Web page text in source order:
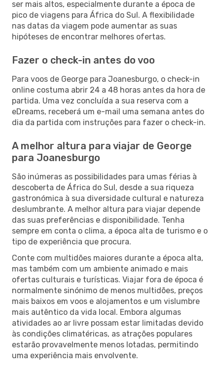
ser mais altos, especialmente durante a época de
pico de viagens para África do Sul. A flexibilidade
nas datas da viagem pode aumentar as suas
hipóteses de encontrar melhores ofertas.
Fazer o check-in antes do voo
Para voos de George para Joanesburgo, o check-in
online costuma abrir 24 a 48 horas antes da hora de
partida. Uma vez concluída a sua reserva com a
eDreams, receberá um e-mail uma semana antes do
dia da partida com instruções para fazer o check-in.
A melhor altura para viajar de George
para Joanesburgo
São inúmeras as possibilidades para umas férias à
descoberta de África do Sul, desde a sua riqueza
gastronómica à sua diversidade cultural e natureza
deslumbrante. A melhor altura para viajar depende
das suas preferências e disponibilidade. Tenha
sempre em conta o clima, a época alta de turismo e o
tipo de experiência que procura.
Conte com multidões maiores durante a época alta,
mas também com um ambiente animado e mais
ofertas culturais e turísticas. Viajar fora de época é
normalmente sinónimo de menos multidões, preços
mais baixos em voos e alojamentos e um vislumbre
mais autêntico da vida local. Embora algumas
atividades ao ar livre possam estar limitadas devido
às condições climatéricas, as atrações populares
estarão provavelmente menos lotadas, permitindo
uma experiência mais envolvente.